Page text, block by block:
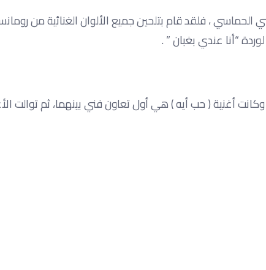
، فلقد قام بتلحين جميع الألوان الغنائية من
“أنا عندي بغبان ” .
أغنية ( حب أيه ) هي أول تعاون فني بينهما، ثم توالت